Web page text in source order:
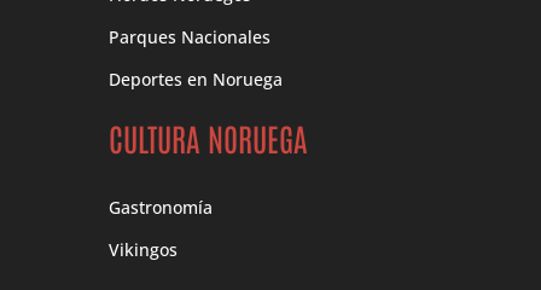
Parques Nacionales
Deportes en Noruega
CULTURA NORUEGA
Gastronomía
Vikingos